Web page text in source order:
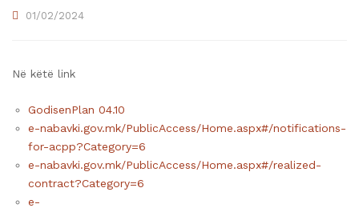
01/02/2024
Në këtë link
GodisenPlan 04.10
e-nabavki.gov.mk/PublicAccess/Home.aspx#/notifications-
for-acpp?Category=6
e-nabavki.gov.mk/PublicAccess/Home.aspx#/realized-
contract?Category=6
e-